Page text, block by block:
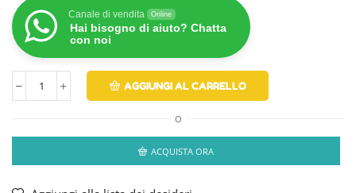
Canale di vendita Online
Hai bisogno di aiuto? Chatta
con noi
AGGIUNGI AL CARRELLO
O
ACQUISTA ORA